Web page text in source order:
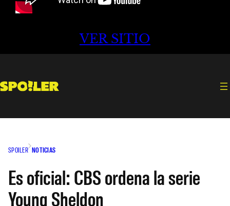
VER SITIO
SPOILER NOTICIAS
Es oficial: CBS ordena la serie
Young Sheldon